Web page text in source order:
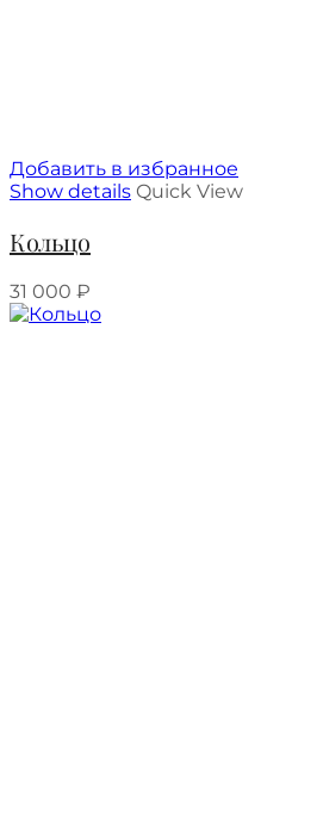
Добавить в избранное
Show details Quick View
Кольцо
31 000 ₽